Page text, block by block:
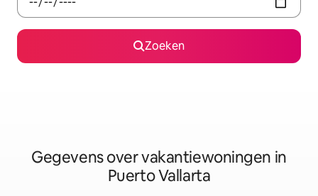
Zoeken
Gegevens over vakantiewoningen in
Puerto Vallarta